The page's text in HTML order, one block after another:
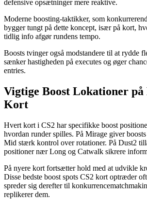
defensive opsætninger mere reaktive.
Moderne boosting-taktikker, som
bygger tungt på dette koncept, især på kort,
tidlig info afgør rundens tempo.
Boosts tvinger også modstandere til at rydde
sænker hastigheden på executes og øger
entries.
Vigtige Boost Lokationer
Kort
Hvert kort i CS2 har specifikke boost
hvordan runder spilles. På Mirage giver
Mid stærk kontrol over rotationer. På Dust2
positioner nær Long og Catwalk sikrere
På nyere kort fortsætter hold med at udvikle
Disse bedste boost spots CS2 kort optræder
spreder sig derefter til
replikerer dem.